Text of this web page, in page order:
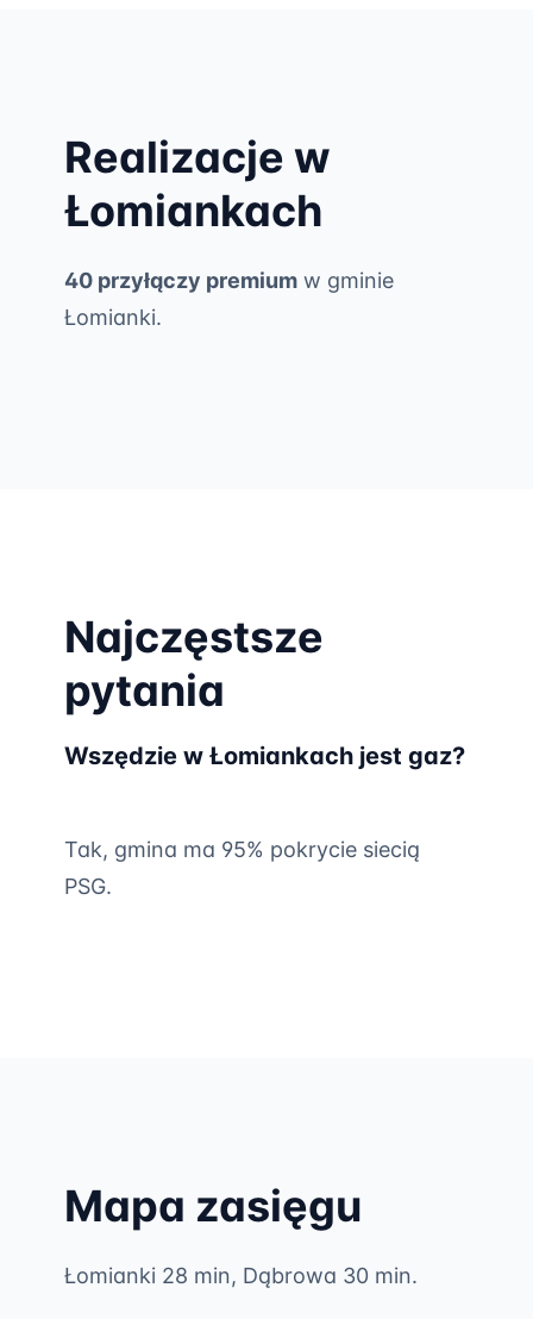
Realizacje w
Łomiankach
40 przyłączy premium w gminie
Łomianki.
Najczęstsze
pytania
Wszędzie w Łomiankach jest gaz?
Tak, gmina ma 95% pokrycie siecią
PSG.
Mapa zasięgu
Łomianki 28 min, Dąbrowa 30 min.